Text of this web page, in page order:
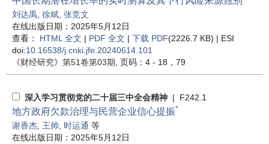
刘达禹 徐斌 张竞文
在线出版日期：2025年5月12日
查看： HTML 全文 | PDF 全文 | 下载 PDF(2226.7 KB) | ESI
doi:10.16538/j.cnki.jfe.20240614.101
《财经研究》 第51卷第03期 , 页码：4 - 18，79
深入学习贯彻党的二十届三中全会精神 | F242.1
地方政府欠款治理与民营企业信心提振*
谢香杰 王帅 时运通 等
在线出版日期：2025年5月12日